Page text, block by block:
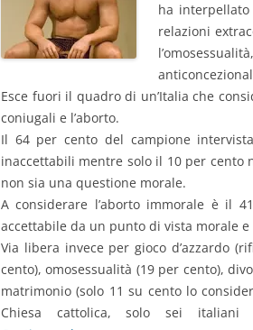
ha
relazioni
Esce fuori il quadro di un’Italia che
coniugali e l’aborto.
Il 64 per cento del campione
inaccettabili mentre solo il 10 per cento
non sia una questione morale.
A considerare l’aborto immorale è il
accettabile da un punto di vista morale e
Via libera invece per gioco d’azzardo
cento), omosessualità (19 per cento),
matrimonio (solo 11 su cento lo
Chiesa cattolica, solo sei italiani